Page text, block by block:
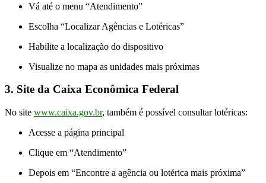
Vá até o menu “Atendimento”
Escolha “Localizar Agências e Lotéricas”
Habilite a localização do dispositivo
Visualize no mapa as unidades mais próximas
3. Site da Caixa Econômica Federal
No site www.caixa.gov.br, também é possível consultar lotéricas:
Acesse a página principal
Clique em “Atendimento”
Depois em “Encontre a agência ou lotérica mais próxima”